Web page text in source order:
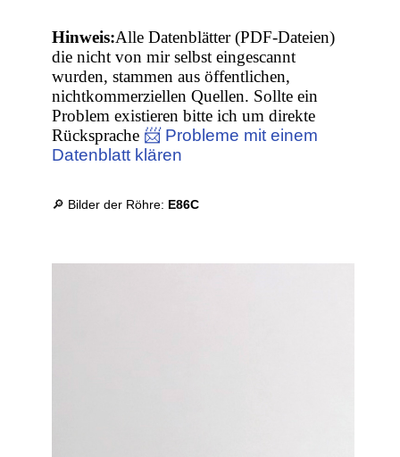
Hinweis:Alle Datenblätter (PDF-Dateien)
die nicht von mir selbst eingescannt
wurden, stammen aus öffentlichen,
nichtkommerziellen Quellen. Sollte ein
Problem existieren bitte ich um direkte
Rücksprache 📨 Probleme mit einem
Datenblatt klären
🔎 Bilder der Röhre: E86C